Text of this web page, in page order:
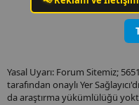
Yasal Uyarı: Forum Sitemiz;
tarafından onaylı Yer
da araştırma yükümlülüğü